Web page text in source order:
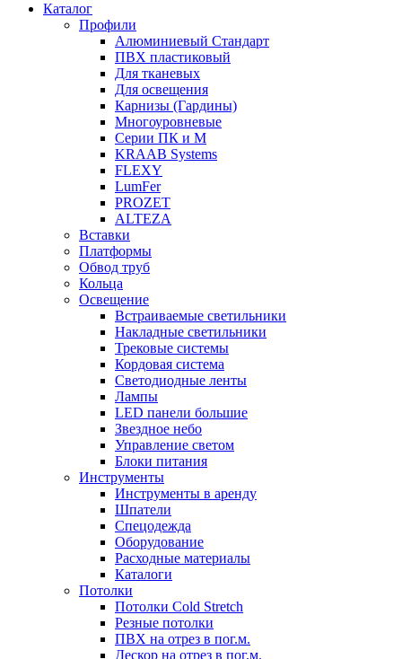
Каталог
Профили
Алюминиевый Стандарт
ПВХ пластиковый
Для тканевых
Для освещения
Карнизы (Гардины)
Многоуровневые
Серии ПК и М
KRAAB Systems
FLEXY
LumFer
PROZET
ALTEZA
Вставки
Платформы
Обвод труб
Кольца
Освещение
Встраиваемые светильники
Накладные светильники
Трековые системы
Кордовая система
Светодиодные ленты
Лампы
LED панели большие
Звездное небо
Управление светом
Блоки питания
Инструменты
Инструменты в аренду
Шпатели
Спецодежда
Оборудование
Расходные материалы
Каталоги
Потолки
Потолки Cold Stretch
Резные потолки
ПВХ на отрез в пог.м.
Дескор на отрез в пог.м.